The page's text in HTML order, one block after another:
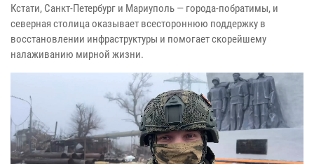
Кстати, Санкт-Петербург и Мариуполь — города-побратимы, и
северная столица оказывает всестороннюю поддержку в
восстановлении инфраструктуры и помогает скорейшему
налаживанию мирной жизни.